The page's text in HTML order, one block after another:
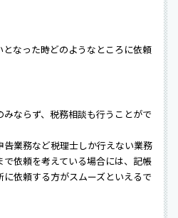
なった時どのようなところに依頼
ならず、税務相談も行うことがで
告業務など税理士しか行えない業務
依頼を考えている場合には、記帳
依頼する方がスムーズといえるで